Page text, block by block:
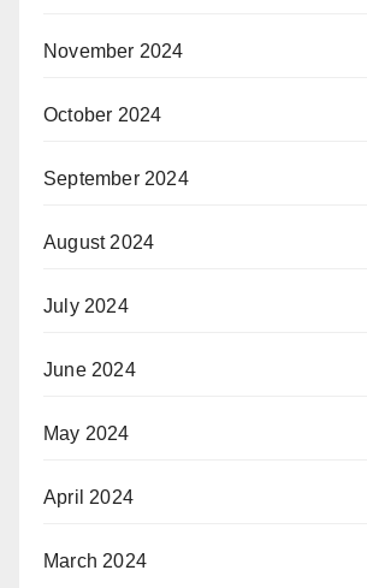
November 2024
October 2024
September 2024
August 2024
July 2024
June 2024
May 2024
April 2024
March 2024